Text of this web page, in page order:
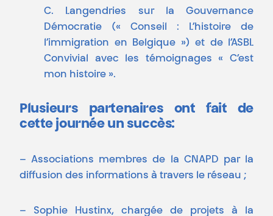
C. Langendries sur la Gouvernance
Démocratie (« Conseil : L’histoire de
l’immigration en Belgique ») et de l’ASBL
Convivial avec les témoignages « C’est
mon histoire ».
Plusieurs partenaires ont fait de
cette journée un succès:
– Associations membres de la CNAPD par la
diffusion des informations à travers le réseau ;
– Sophie Hustinx, chargée de projets à la